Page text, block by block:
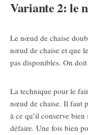
Variante 2: le
Le nœud de chaise
nœud de chaise et que
pas disponibles. On
La technique pour le
nœud de chaise. Il faut
à ce qu’il conserve
défaire. Une fois bien